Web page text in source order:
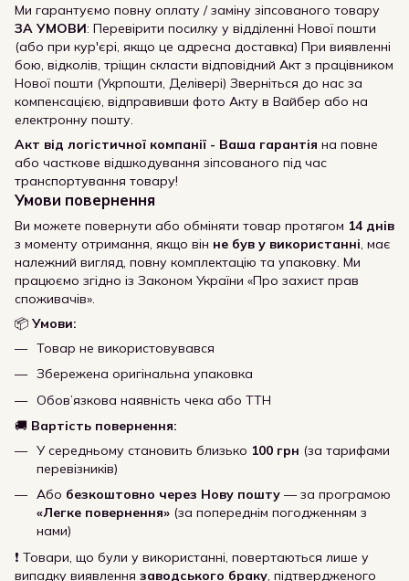
Ми гарантуємо повну оплату / заміну зіпсованого товару
ЗА УМОВИ: Перевірити посилку у відділенні Нової пошти
(або при кур'єрі, якщо це адресна доставка) При виявленні
бою, відколів, тріщин скласти відповідний Акт з працівником
Нової пошти (Укрпошти, Делівері) Зверніться до нас за
компенсацією, відправивши фото Акту в Вайбер або на
електронну пошту.
Акт від логістичної компанії - Ваша гарантія на повне
або часткове відшкодування зіпсованого під час
транспортування товару!
Умови повернення
Ви можете повернути або обміняти товар протягом 14 днів
з моменту отримання, якщо він не був у використанні, має
належний вигляд, повну комплектацію та упаковку. Ми
працюємо згідно із Законом України «Про захист прав
споживачів».
📦 Умови:
Товар не використовувався
Збережена оригінальна упаковка
Обов’язкова наявність чека або ТТН
🚚 Вартість повернення:
У середньому становить близько 100 грн (за тарифами
перевізників)
Або безкоштовно через Нову пошту — за програмою
«Легке повернення» (за попереднім погодженням з
нами)
❗ Товари, що були у використанні, повертаються лише у
випадку виявлення заводського браку, підтвердженого